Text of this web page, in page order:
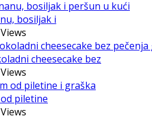
bosiljak i
cheesecake bez
piletine